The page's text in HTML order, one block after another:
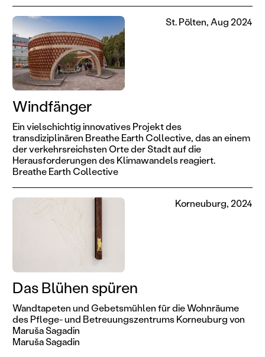
Windfänger
Ein vielschichtig innovatives Projekt des
transdiziplinären Breathe Earth Collective, das an einem
der verkehrsreichsten Orte der Stadt auf die
Herausforderungen des Klimawandels reagiert.
Breathe Earth Collective
St. Pölten, Aug 2024
Das Blühen spüren
Wandtapeten und Gebetsmühlen für die Wohnräume
des Pflege- und Betreuungszentrums Korneuburg von
Maruša Sagadin
Maruša Sagadin
Korneuburg, 2024